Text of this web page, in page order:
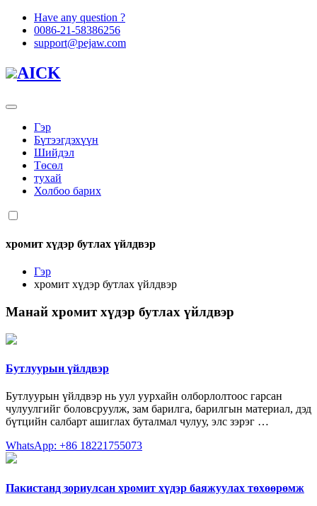
Have any question ?
0086-21-58386256
support@pejaw.com
AICK
Гэр
Бүтээгдэхүүн
Шийдэл
Төсөл
тухай
Холбоо барих
хромит хүдэр бутлах үйлдвэр
Гэр
хромит хүдэр бутлах үйлдвэр
Манай хромит хүдэр бутлах үйлдвэр
Бутлуурын үйлдвэр
Бутлуурын үйлдвэр нь уул уурхайн олборлолтоос гарсан
чулуулгийг боловсруулж, зам барилга, барилгын материал, дэд
бүтцийн салбарт ашиглах буталмал чулуу, элс зэрэг …
WhatsApp: +86 18221755073
Пакистанд зориулсан хромит хүдэр баяжуулах төхөөрөмж